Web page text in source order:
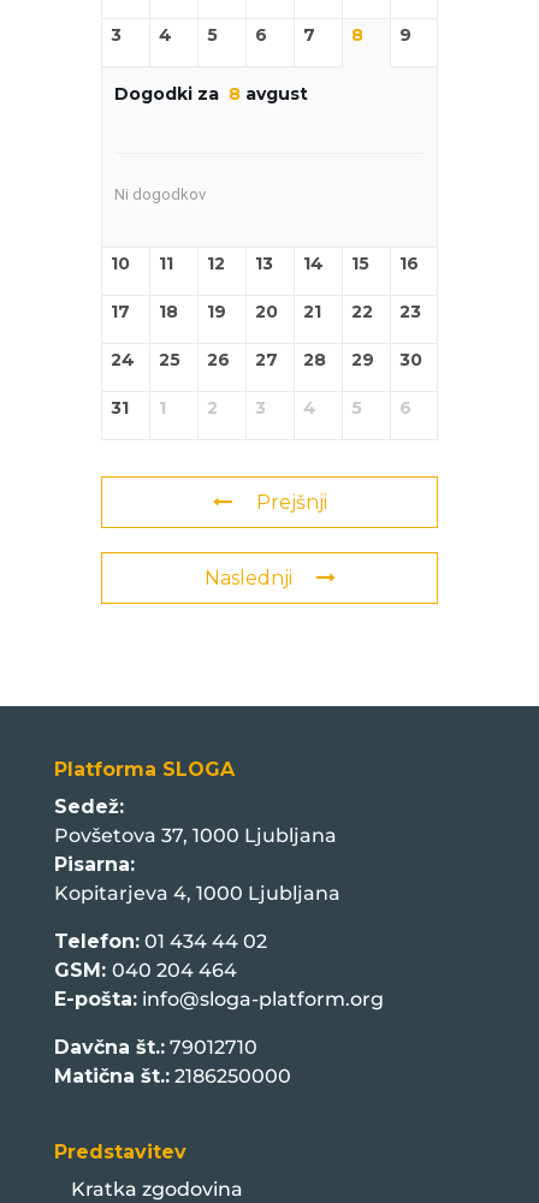
3 4 5 6 7 8 9
Dogodki za 8 avgust
Ni dogodkov
10 11 12 13 14 15 16
17 18 19 20 21 22 23
24 25 26 27 28 29 30
31 1 2 3 4 5 6
Prejšnji
Naslednji
Platforma SLOGA
Sedež:
Povšetova 37, 1000 Ljubljana
Pisarna:
Kopitarjeva 4, 1000 Ljubljana
Telefon:01 434 44 02
GSM: 040 204 464
E-pošta: info@sloga-platform.org
Davčna št.:79012710
Matična št.:2186250000
Predstavitev
Kratka zgodovina